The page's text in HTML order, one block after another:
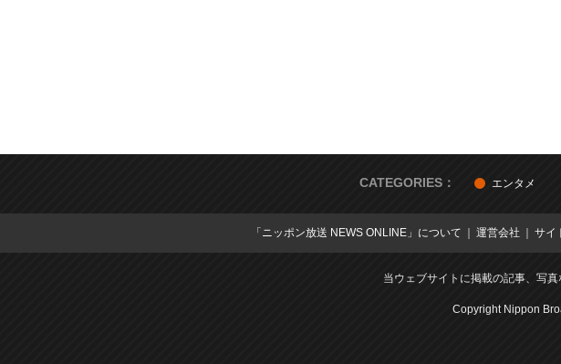
CATEGORIES： エンタメ
「ニッポン放送 NEWS ONLINE」について 運営会社 サイ
当ウェブサイトに掲載の記事、写
Copyright Nippon